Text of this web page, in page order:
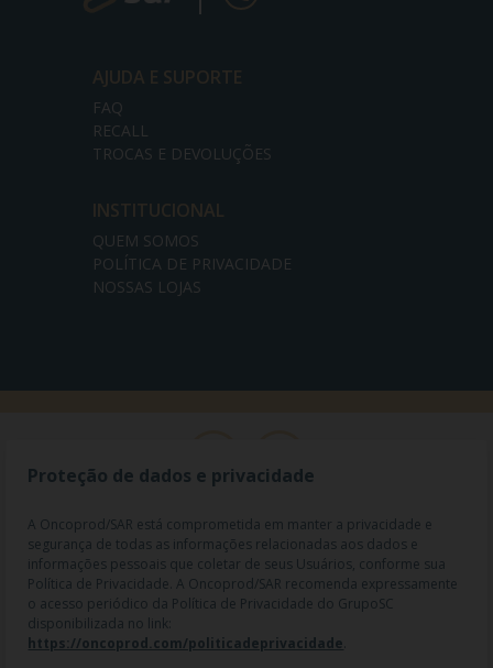
AJUDA E SUPORTE
FAQ
RECALL
TROCAS E DEVOLUÇÕES
INSTITUCIONAL
QUEM SOMOS
POLÍTICA DE PRIVACIDADE
NOSSAS LOJAS
RAZÃO SOCIAL: ONCO PROD DIST. DE PROD. HOSP. E ONCOL. LTDA |
Proteção de dados e privacidade
A Oncoprod/SAR está comprometida em manter a privacidade e
segurança de todas as informações relacionadas aos dados e
informações pessoais que coletar de seus Usuários, conforme sua
Política de Privacidade. A Oncoprod/SAR recomenda expressamente
o acesso periódico da Política de Privacidade do GrupoSC
disponibilizada no link:
https://oncoprod.com/politicadeprivacidade